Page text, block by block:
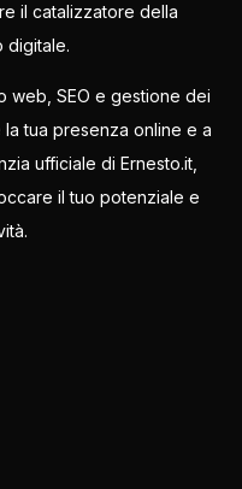
il catalizzatore della
digitale.
web, SEO e gestione dei
tua presenza online e a
ufficiale di Ernesto.it,
il tuo potenziale e